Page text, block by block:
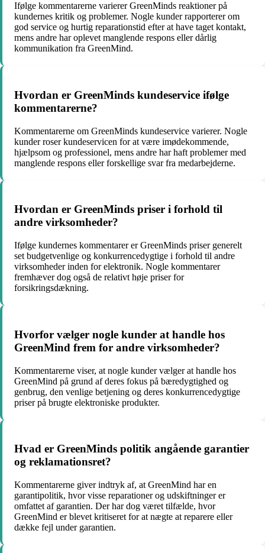
Ifølge kommentarerne varierer GreenMinds reaktioner på
kundernes kritik og problemer. Nogle kunder rapporterer om
god service og hurtig reparationstid efter at have taget kontakt,
mens andre har oplevet manglende respons eller dårlig
kommunikation fra GreenMind.
Hvordan er GreenMinds kundeservice ifølge
kommentarerne?
Kommentarerne om GreenMinds kundeservice varierer. Nogle
kunder roser kundeservicen for at være imødekommende,
hjælpsom og professionel, mens andre har haft problemer med
manglende respons eller forskellige svar fra medarbejderne.
Hvordan er GreenMinds priser i forhold til
andre virksomheder?
Ifølge kundernes kommentarer er GreenMinds priser generelt
set budgetvenlige og konkurrencedygtige i forhold til andre
virksomheder inden for elektronik. Nogle kommentarer
fremhæver dog også de relativt høje priser for
forsikringsdækning.
Hvorfor vælger nogle kunder at handle hos
GreenMind frem for andre virksomheder?
Kommentarerne viser, at nogle kunder vælger at handle hos
GreenMind på grund af deres fokus på bæredygtighed og
genbrug, den venlige betjening og deres konkurrencedygtige
priser på brugte elektroniske produkter.
Hvad er GreenMinds politik angående garantier
og reklamationsret?
Kommentarerne giver indtryk af, at GreenMind har en
garantipolitik, hvor visse reparationer og udskiftninger er
omfattet af garantien. Der har dog været tilfælde, hvor
GreenMind er blevet kritiseret for at nægte at reparere eller
dække fejl under garantien.